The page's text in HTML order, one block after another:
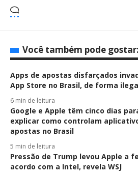
Você também pode gostar:
Apps de apostas disfarçados
App Store no Brasil, de forma
6 min de leitura
Google e Apple têm cinco dias
explicar como controlam
apostas no Brasil
5 min de leitura
Pressão de Trump levou Apple a
acordo com a Intel, revela WSJ